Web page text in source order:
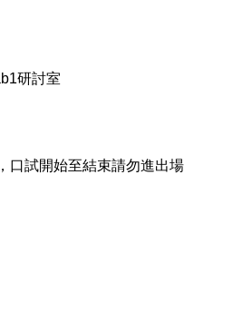
研討室
口試開始至結束請勿進出場